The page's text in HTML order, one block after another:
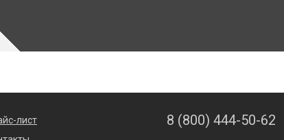
лист
8 (800) 444-50-62